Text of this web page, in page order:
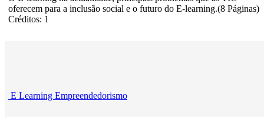
oferecem para a inclusão social e o futuro do E-learning.(8 Páginas)
Créditos: 1
E Learning Empreendedorismo